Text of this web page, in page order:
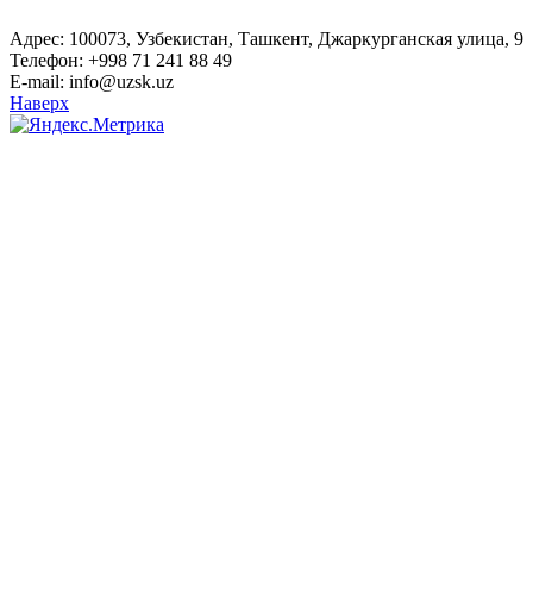
Адрес: 100073, Узбекистан, Ташкент, Джаркурганская улица, 9
Телефон: +998 71 241 88 49
E-mail: info@uzsk.uz
Наверх